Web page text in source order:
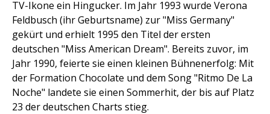
TV-Ikone ein Hingucker. Im Jahr 1993 wurde Verona
Feldbusch (ihr Geburtsname) zur "Miss Germany"
gekürt und erhielt 1995 den Titel der ersten
deutschen "Miss American Dream". Bereits zuvor, im
Jahr 1990, feierte sie einen kleinen Bühnenerfolg: Mit
der Formation Chocolate und dem Song "Ritmo De La
Noche" landete sie einen Sommerhit, der bis auf Platz
23 der deutschen Charts stieg.